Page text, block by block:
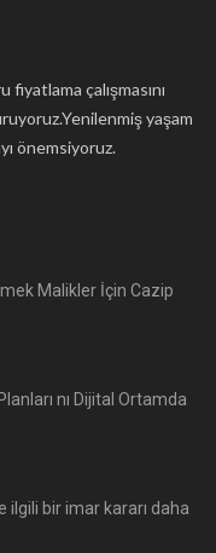
fiyatlama çalışmasını
yaşam
önemsiyoruz.
Malikler İçin Cazip
nı Dijital Ortamda
ilgili bir imar kararı daha